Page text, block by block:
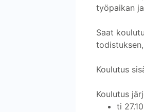
työpaikan
Saat
Koulutus
Koulutus
ti